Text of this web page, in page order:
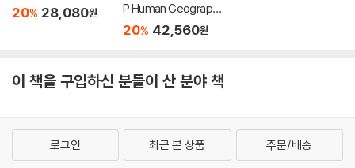
20% 28,080원
P Human Geograph
y Premium Prep, 18t
tice Online + Conte
20% 42,560원
이 책을 구입하신 분들이 산 분야 책
로그인 최근 본 상품 주문/배송